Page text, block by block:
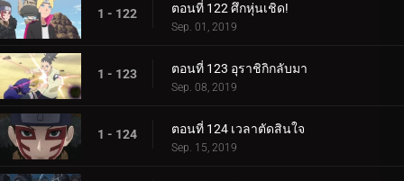
1 - 122 ตอนที่ 122 ศึกหุ่นเชิด!
Sep. 01, 2019
1 - 123 ตอนที่ 123 อุราชิกิกลับมา
Sep. 08, 2019
1 - 124 ตอนที่ 124 เวลาตัดสินใจ
Sep. 15, 2019